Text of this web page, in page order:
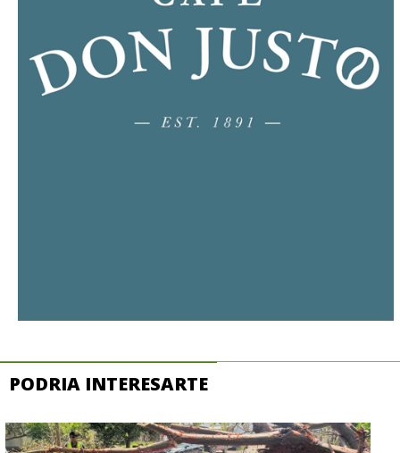
PODRIA INTERESARTE